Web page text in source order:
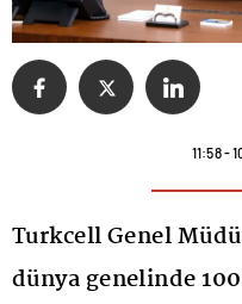
11:58 -
Turkcell Genel
dünya genelinde